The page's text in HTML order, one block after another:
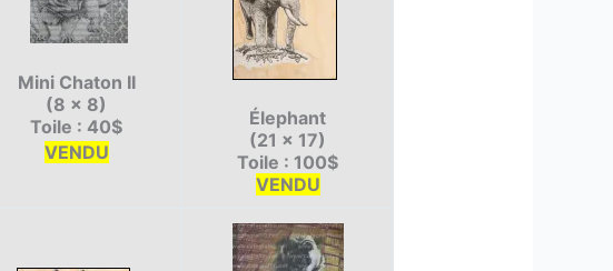
Mini Chaton II
(8 x 8)
Toile : 40$
VENDU
Élephant
(21 x 17)
Toile : 100$
VENDU